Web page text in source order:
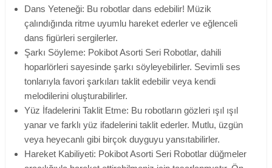
Dans Yeteneği: Bu robotlar dans edebilir! Müzik
çalındığında ritme uyumlu hareket ederler ve eğlenceli
dans figürleri sergilerler.
Şarkı Söyleme: Pokibot Asorti Seri Robotlar, dahili
hoparlörleri sayesinde şarkı söyleyebilirler. Sevimli ses
tonlarıyla favori şarkıları taklit edebilir veya kendi
melodilerini oluşturabilirler.
Yüz İfadelerini Taklit Etme: Bu robotların gözleri ışıl ışıl
yanar ve farklı yüz ifadelerini taklit ederler. Mutlu, üzgün
veya heyecanlı gibi birçok duyguyu yansıtabilirler.
Hareket Kabiliyeti: Pokibot Asorti Seri Robotlar düğmeler